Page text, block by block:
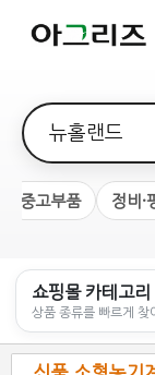
검색어
중고부품 정비·
쇼핑몰 카테고리
상품 종류를 빠르게 찾